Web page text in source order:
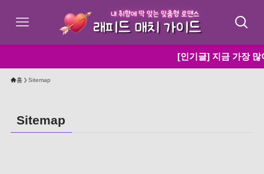
[인기글] 지금 가장 많
홈 Sitemap
Sitemap